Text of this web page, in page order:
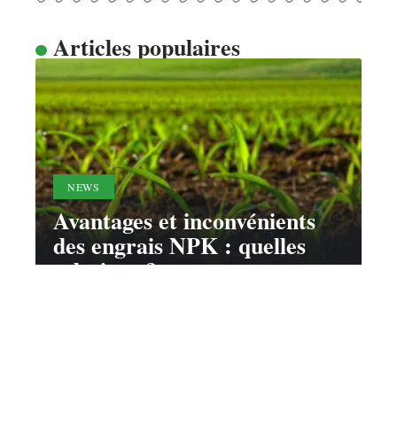
Articles populaires
NEWS
Avantages et inconvénients
des engrais NPK : quelles
solutions ?